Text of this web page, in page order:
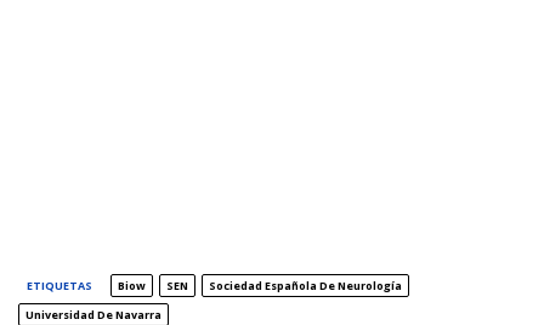
ETIQUETAS Biow SEN
Sociedad Española De Neurología
Universidad De Navarra